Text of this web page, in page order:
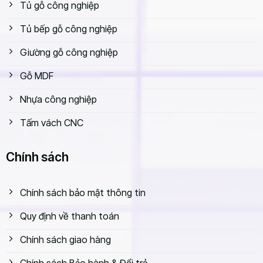
Tủ gỗ công nghiệp
Tủ bếp gỗ công nghiệp
Giường gỗ công nghiệp
Gỗ MDF
Nhựa công nghiệp
Tấm vách CNC
Chính sách
Chính sách bảo mật thông tin
Quy định về thanh toán
Chính sách giao hàng